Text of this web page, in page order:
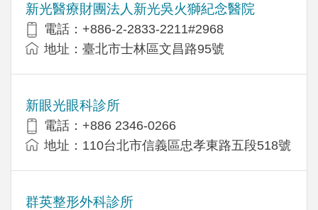
新光醫療財團法人新光吳火獅紀念醫院
電話：+886-2-2833-2211#2968
地址：臺北市士林區文昌路95號
新眼光眼科診所
電話：+886 2346-0266
地址：110台北市信義區忠孝東路五段518號
群英整形外科診所